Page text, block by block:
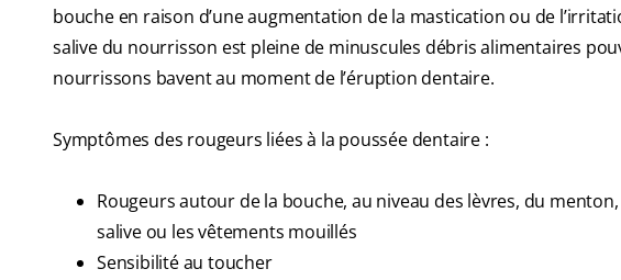
bouche en raison d’une augmentation de la mastication ou de
salive du nourrisson est pleine de minuscules débris alimentaires
nourrissons bavent au moment de l’éruption dentaire.
Symptômes des rougeurs liées à la poussée dentaire :
Rougeurs autour de la bouche, au niveau des lèvres, du
salive ou les vêtements mouillés
Sensibilité au toucher